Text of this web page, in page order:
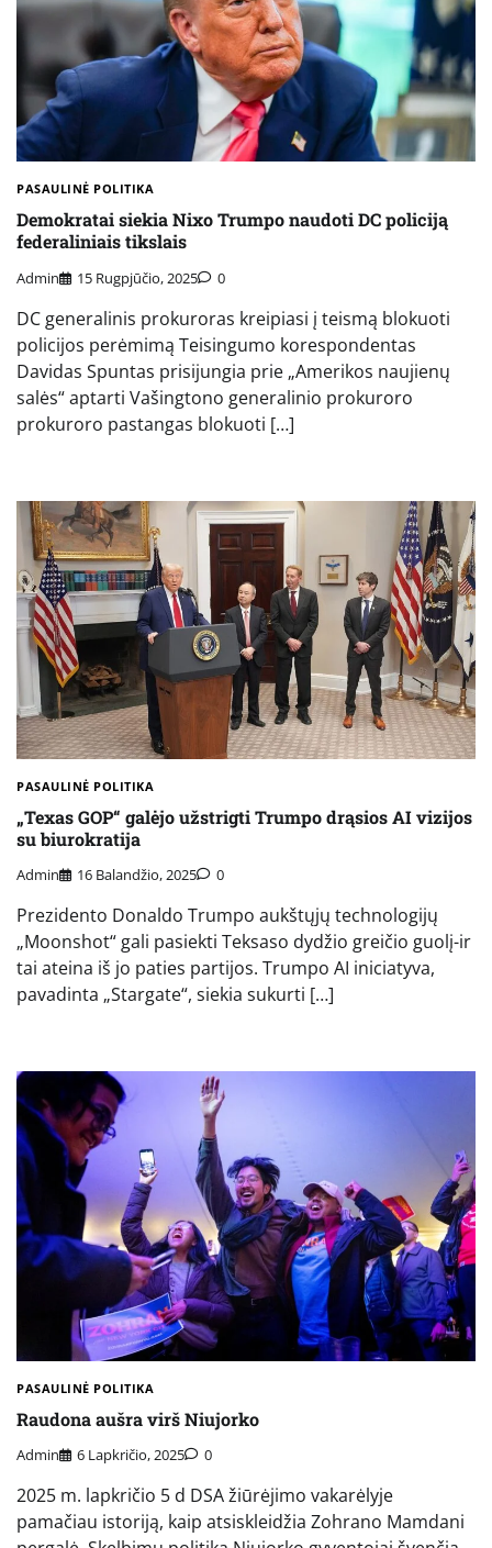
PASAULINĖ POLITIKA
Demokratai siekia Nixo Trumpo naudoti DC policiją
federaliniais tikslais
Admin 15 Rugpjūčio, 2025 0
DC generalinis prokuroras kreipiasi į teismą blokuoti
policijos perėmimą Teisingumo korespondentas
Davidas Spuntas prisijungia prie „Amerikos naujienų
salės“ aptarti Vašingtono generalinio prokuroro
prokuroro pastangas blokuoti […]
PASAULINĖ POLITIKA
„Texas GOP“ galėjo užstrigti Trumpo drąsios AI vizijos
su biurokratija
Admin 16 Balandžio, 2025 0
Prezidento Donaldo Trumpo aukštųjų technologijų
„Moonshot“ gali pasiekti Teksaso dydžio greičio guolį-ir
tai ateina iš jo paties partijos. Trumpo AI iniciatyva,
pavadinta „Stargate“, siekia sukurti […]
PASAULINĖ POLITIKA
Raudona aušra virš Niujorko
Admin 6 Lapkričio, 2025 0
2025 m. lapkričio 5 d DSA žiūrėjimo vakarėlyje
pamačiau istoriją, kaip atsiskleidžia Zohrano Mamdani